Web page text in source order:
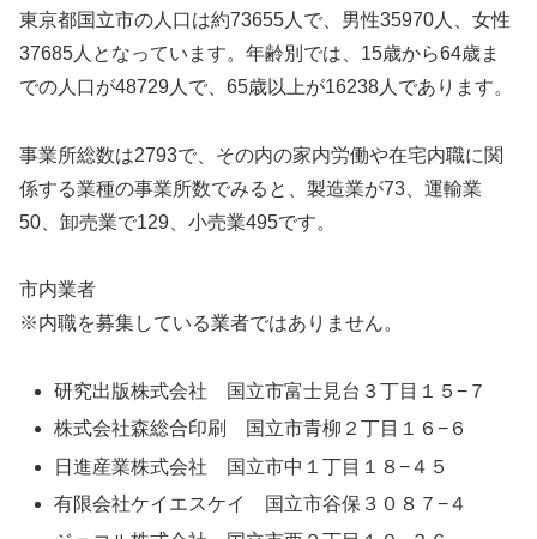
東京都国立市の人口は約73655人で、男性35970人、女性
37685人となっています。年齢別では、15歳から64歳ま
での人口が48729人で、65歳以上が16238人であります。
事業所総数は2793で、その内の家内労働や在宅内職に関
係する業種の事業所数でみると、製造業が73、運輸業
50、卸売業で129、小売業495です。
市内業者
※内職を募集している業者ではありません。
研究出版株式会社 国立市富士見台３丁目１５−７
株式会社森総合印刷 国立市青柳２丁目１６−６
日進産業株式会社 国立市中１丁目１８−４５
有限会社ケイエスケイ 国立市谷保３０８７−４